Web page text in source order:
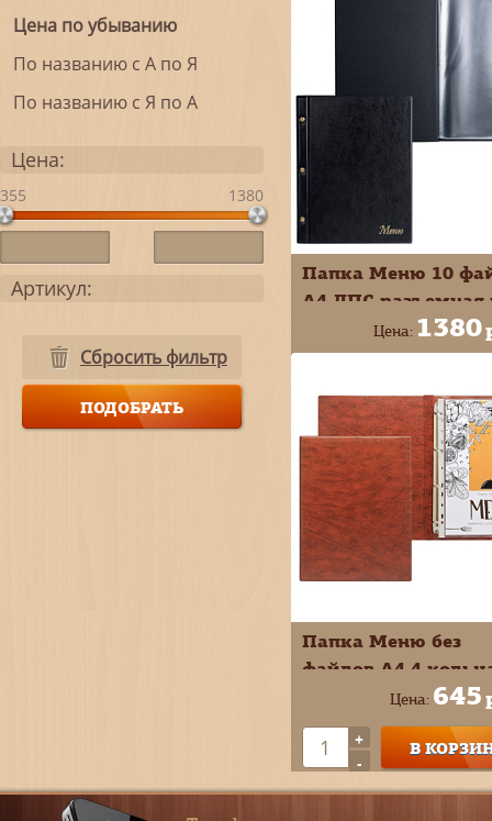
Цена по убыванию
По названию с А по Я
По названию с Я по А
Цена:
355 1380
Артикул:
Сбросить фильтр
Папка Меню 10
А4 ДПС разъемная
трех винтах
ПВХ 2273.М-107
Цена: 1380
-
Папка Меню без
файлов А4 4
коричневая ПВХ
Цена: 645
+
-
В